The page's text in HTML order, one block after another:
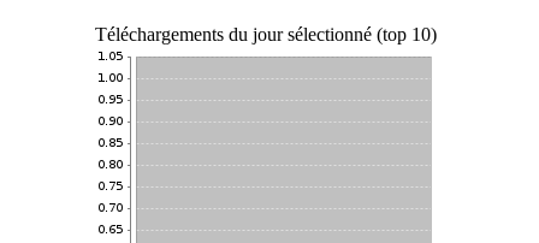
Téléchargements du jour sélectionné (top 10)